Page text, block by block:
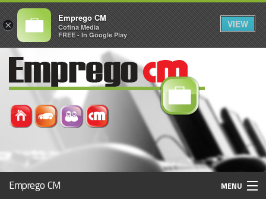
Emprego CM MENU
×
Emprego CM
Cofina Media
FREE - In Google Play
VIEW